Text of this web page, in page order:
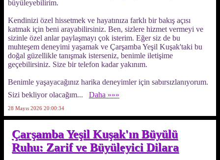
büyüleyebilirim.
Kendinizi özel hissetmek ve hayatınıza farklı bir bakış açısı
katmak için beni arayabilirsiniz. Ben, sizlere hizmet vermeyi ve
sizinle özel anlar paylaşmayı çok isterim. Eğer siz de bu
muhteşem deneyimi yaşamak ve Çarşamba Yeşil Kuşak'taki bu
doğal güzellikle tanışmak isterseniz, benimle iletişime
geçebilirsiniz. Size bir telefon kadar yakınım.
Benimle yaşayacağınız harika deneyimler için sabırsızlanıyorum.
Sizi bekliyor olacağım...
Daha »»»
28 Mayıs 2026 20:00:34
Çarşamba Yeşil Kuşak'ın Büyülü
Ruhu: Zarif ve Büyüleyici Dilara